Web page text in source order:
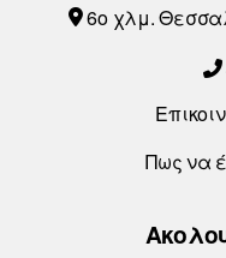
6o χλμ.
Πως να